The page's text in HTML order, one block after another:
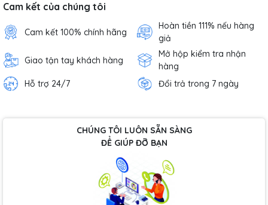
Cam kết của chúng tôi
Cam kết 100% chính hãng
Hoàn tiền 111% nếu hàng
giả
Giao tận tay khách hàng
Mở hộp kiểm tra nhận
hàng
Hỗ trợ 24/7
Đổi trả trong 7 ngày
CHÚNG TÔI LUÔN SẴN SÀNG
ĐỂ GIÚP ĐỠ BẠN